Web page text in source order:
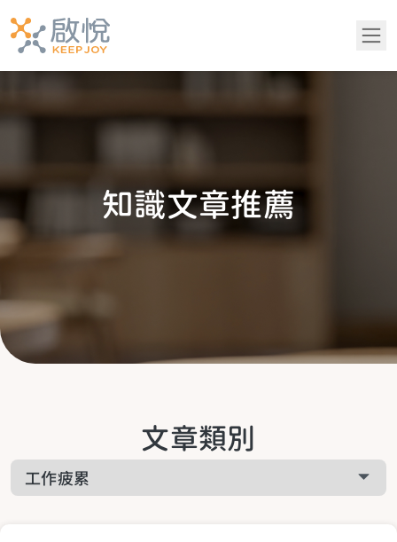
青少年專區
知識文章推薦
關於課程相關
知識文章推薦
文章類別